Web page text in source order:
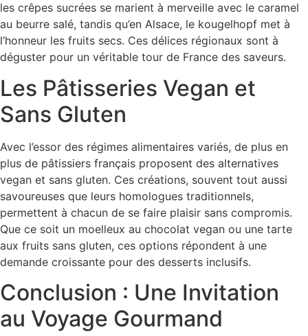
les crêpes sucrées se marient à merveille avec le caramel
au beurre salé, tandis qu’en Alsace, le kougelhopf met à
l’honneur les fruits secs. Ces délices régionaux sont à
déguster pour un véritable tour de France des saveurs.
Les Pâtisseries Vegan et
Sans Gluten
Avec l’essor des régimes alimentaires variés, de plus en
plus de pâtissiers français proposent des alternatives
vegan et sans gluten. Ces créations, souvent tout aussi
savoureuses que leurs homologues traditionnels,
permettent à chacun de se faire plaisir sans compromis.
Que ce soit un moelleux au chocolat vegan ou une tarte
aux fruits sans gluten, ces options répondent à une
demande croissante pour des desserts inclusifs.
Conclusion : Une Invitation
au Voyage Gourmand